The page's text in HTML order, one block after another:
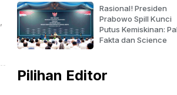
Rasional! Presiden
Prabowo Spill Kunci
Putus Kemiskinan:
Fakta dan Science
Pilihan Editor